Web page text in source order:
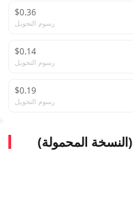
$0.36
رسوم التحويل
$0.14
رسوم التحويل
$0.19
رسوم التحويل
كيفية شحن لعبة Once Human (النسخة المحمولة)